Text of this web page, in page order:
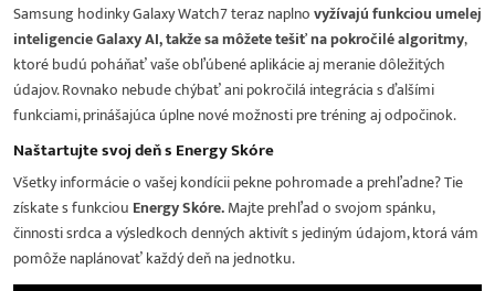
Samsung hodinky Galaxy Watch7 teraz naplnovyžívajú funkciou umelej
inteligencie Galaxy AI, takže sa môžete tešiť na pokročilé algoritmy,
ktoré budú poháňať vaše obľúbené aplikácie aj meranie dôležitých
údajov. Rovnako nebude chýbať ani pokročilá integrácia s ďalšími
funkciami, prinášajúca úplne nové možnosti pre tréning aj odpočinok.
Naštartujte svoj deň s Energy Skóre
Všetky informácie o vašej kondícii pekne pohromade a prehľadne? Tie
získate s funkciou Energy Skóre.Majte prehľad o svojom spánku,
činnosti srdca a výsledkoch denných aktivít s jediným údajom, ktorá vám
pomôže naplánovať každý deň na jednotku.